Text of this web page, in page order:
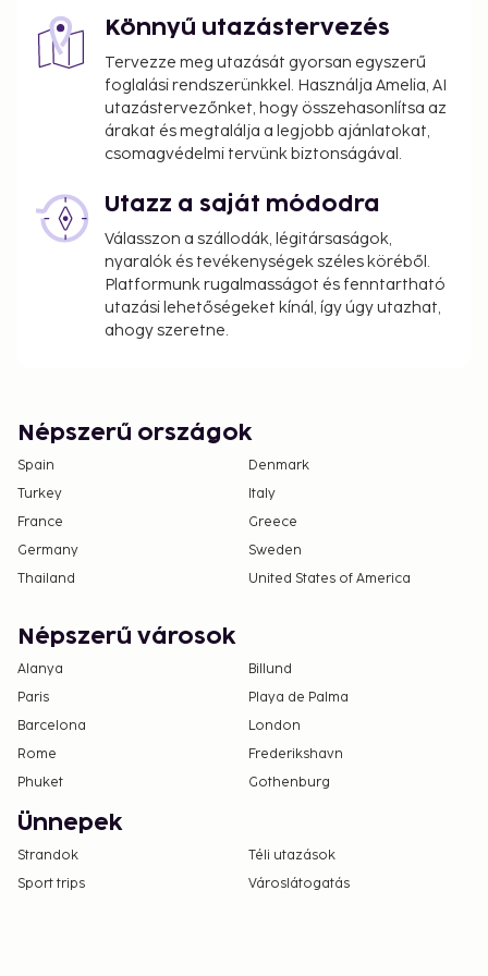
Könnyű utazástervezés
Tervezze meg utazását gyorsan egyszerű
foglalási rendszerünkkel. Használja Amelia, AI
utazástervezőnket, hogy összehasonlítsa az
árakat és megtalálja a legjobb ajánlatokat,
csomagvédelmi tervünk biztonságával.
Utazz a saját módodra
Válasszon a szállodák, légitársaságok,
nyaralók és tevékenységek széles köréből.
Platformunk rugalmasságot és fenntartható
utazási lehetőségeket kínál, így úgy utazhat,
ahogy szeretne.
Népszerű országok
Spain
Denmark
Turkey
Italy
France
Greece
Germany
Sweden
Thailand
United States of America
Népszerű városok
Alanya
Billund
Paris
Playa de Palma
Barcelona
London
Rome
Frederikshavn
Phuket
Gothenburg
Ünnepek
Strandok
Téli utazások
Sport trips
Városlátogatás